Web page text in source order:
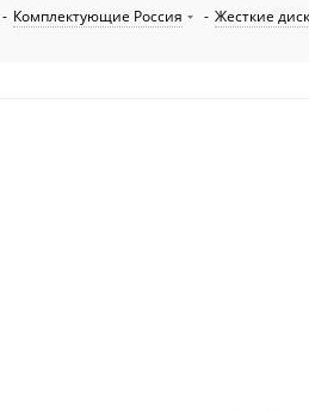
- Комплектующие Россия - Жесткие